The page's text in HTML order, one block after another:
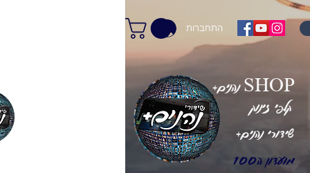
התחברות
+שידורי נהנים
מועדון ה100
+נהנים SHOP
קלפי זינוק